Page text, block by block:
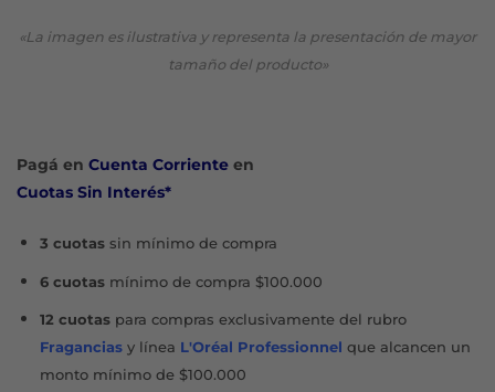
«La imagen es ilustrativa y representa la presentación de mayor
tamaño del producto»
Pagá en Cuenta Corriente en
Cuotas Sin Interés*
3 cuotassin mínimo de compra
6 cuotasmínimo de compra $100.000
12 cuotaspara compras exclusivamente del rubro
Fraganciasy línea L'Oréal Professionnel que alcancen un
monto mínimo de $100.000